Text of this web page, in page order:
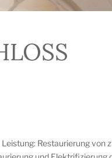
Restaurierung von